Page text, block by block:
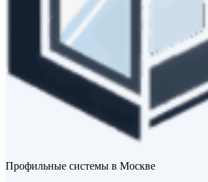
Профильные системы в Москве